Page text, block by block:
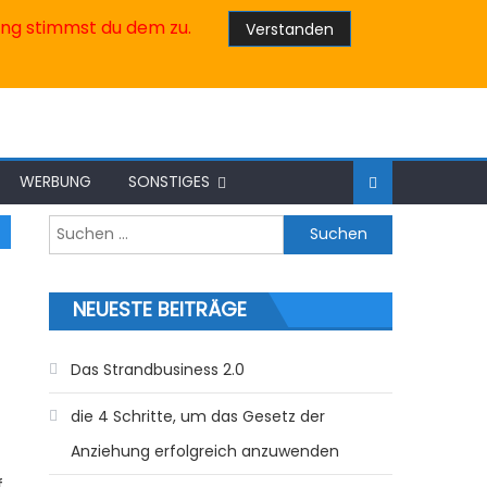
WERBUNG SONSTIGES
Suche nach:
NEUESTE BEITRÄGE
Das Strandbusiness 2.0
die 4 Schritte, um das Gesetz der
Anziehung erfolgreich anzuwenden
stimmst du dem zu. Verstanden